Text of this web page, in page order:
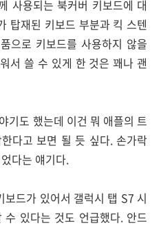
사용되는 북커버 키보드에 대
탑재된 키보드 부분과 킥 스텐
으로 키보드를 사용하지 않을
서 쓸 수 있게 한 것은 꽤나 괜
기도 했는데 이건 뭐 애플의 트
다고 보면 될 듯 싶다. 손가락
다는 얘기다.
드가 있어서 갤럭시 탭 S7 시
있다는 것도 언급했다. 안드